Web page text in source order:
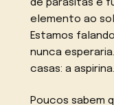
de parasitas e
elemento ao
Estamos
nunca
casas: a aspirina.
Poucos sabem